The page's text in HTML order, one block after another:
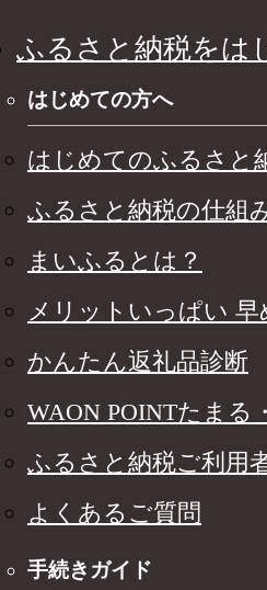
ふるさと納税をは
はじめての方へ
はじめてのふるさと
ふるさと納税の仕組
まいふるとは？
メリットいっぱい
かんたん返礼品診断
WAON POINTたまる
ふるさと納税ご利用
よくあるご質問
手続きガイド